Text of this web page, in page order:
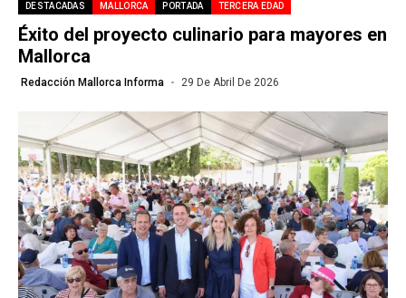
DESTACADAS MALLORCA PORTADA TERCERA EDAD
Éxito del proyecto culinario para mayores en
Mallorca
Redacción Mallorca Informa 29 De Abril De 2026